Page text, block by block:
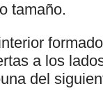
tamaño.
a los
del